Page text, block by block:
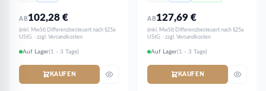
AB 102,28€
(inkl. MwSt) Differenzbesteuert nach §25a
UStG. · zzgl. Versandkosten
Auf Lager(1 - 3 Tage)
KAUFEN
AB 127,69€
(inkl. MwSt) Differenzbesteuert nach §25a
UStG. · zzgl. Versandkosten
Auf Lager(1 - 3 Tage)
KAUFEN